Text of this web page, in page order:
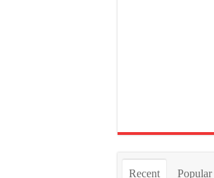
Recent Popular